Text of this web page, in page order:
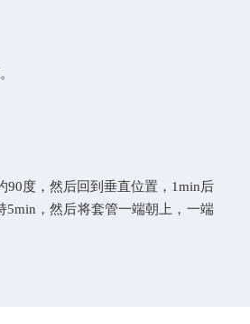
90度，然后回到垂直位置， 1min后
5min ，然后将套管一端朝上，一端